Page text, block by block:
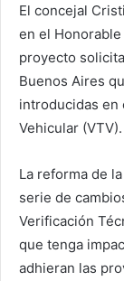
El concejal
en el
proyecto
Buenos Aires
introducidas en
Vehicular (VTV).
La reforma de
serie de
Verificación
que tenga
adhieran las